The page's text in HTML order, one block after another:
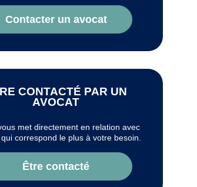
Contacter un avocat
CONTACTÉ PAR UN
AVOCAT
met directement en relation avec
qui correspond le plus à votre besoin.
Être contacté